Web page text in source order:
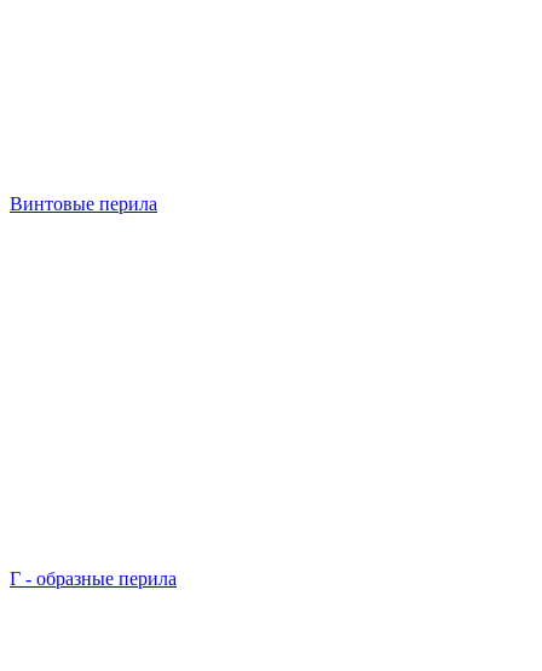
Винтовые перила
Г - образные перила